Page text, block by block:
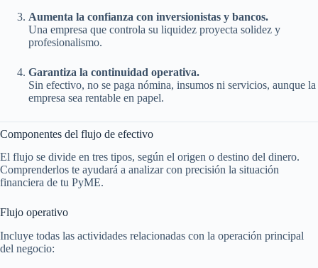
Aumenta la confianza con inversionistas y bancos.
Una empresa que controla su liquidez proyecta solidez y
profesionalismo.
Garantiza la continuidad operativa.
Sin efectivo, no se paga nómina, insumos ni servicios, aunque la
empresa sea rentable en papel.
Componentes del flujo de efectivo
El flujo se divide en tres tipos, según el origen o destino del dinero.
Comprenderlos te ayudará a analizar con precisión la situación
financiera de tu PyME.
Flujo operativo
Incluye todas las actividades relacionadas con la operación principal
del negocio: